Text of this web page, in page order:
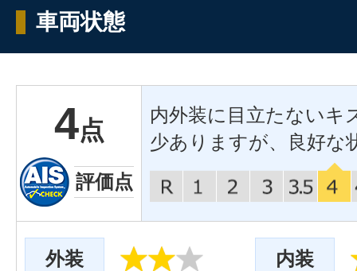
車両状態
4点
評価点
内外装に目立たないキ
少ありますが、良好な
外装 内装